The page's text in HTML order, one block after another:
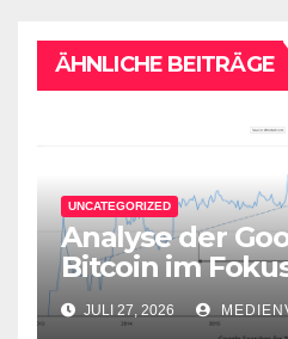
ÄHNLICHE BEITRÄGE
UNCATEGORIZED
Analyse der
Bitcoin im
JULI 27, 2026